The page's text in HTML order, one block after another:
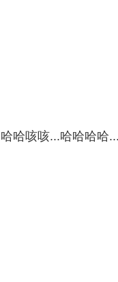
哈咳咳...哈哈哈哈